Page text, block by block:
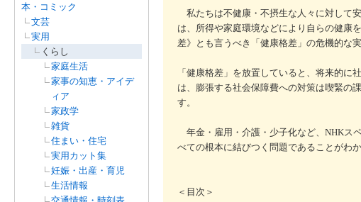
本・コミック
文芸
実用
くらし
家庭生活
家事の知恵・アイデ
ィア
家政学
雑貨
住まい・住宅
実用カット集
妊娠・出産・育児
生活情報
私たちは不健康・不摂生な人々に対して
は、所得や家庭環境などにより自らの健康
差》とも言うべき「健康格差」の危機的な
「健康格差」を放置していると、将来的
は、膨張する社会保障費への対策は喫緊の
す。
年金・雇用・介護・少子化など、NHKス
べての根本に結びつく問題であることがわ
＜目次＞